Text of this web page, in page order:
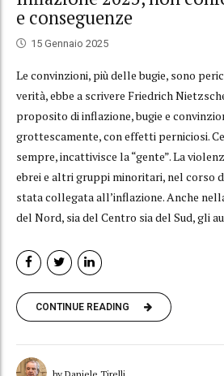
e conseguenze
15 Gennaio 2025
Le convinzioni, più delle bugie, sono
verità, ebbe a scrivere Friedrich
proposito di inflazione, bugie e
grottescamente, con effetti perniciosi.
sempre, incattivisce la “gente”. La
ebrei e altri gruppi minoritari, nel corso
stata collegata all’inflazione. Anche
del Nord, sia del Centro sia del Sud, gli
CONTINUE READING